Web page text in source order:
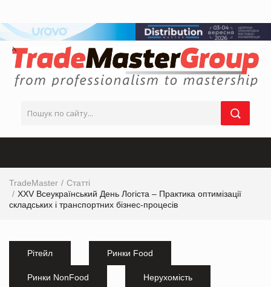
TradeMaster
Статті
XXV Всеукраїнський День Логіста – Практика оптимізації
складських і транспортних бізнес-процесів
Рітейл Ринки Food
Ринки NonFood Нерухомість